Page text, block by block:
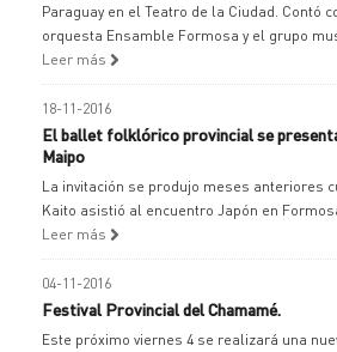
Paraguay en el Teatro de la Ciudad. Contó
orquesta Ensamble Formosa y el grupo
Leer más
18-11-2016
El ballet folklórico provincial se
Maipo
La invitación se produjo meses anteriores
Kaito asistió al encuentro Japón en
Leer más
04-11-2016
Festival Provincial del Chamamé.
Este próximo viernes 4 se realizará una